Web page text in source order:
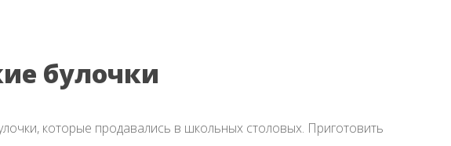
булочки
которые продавались в школьных столовых. Приготовить